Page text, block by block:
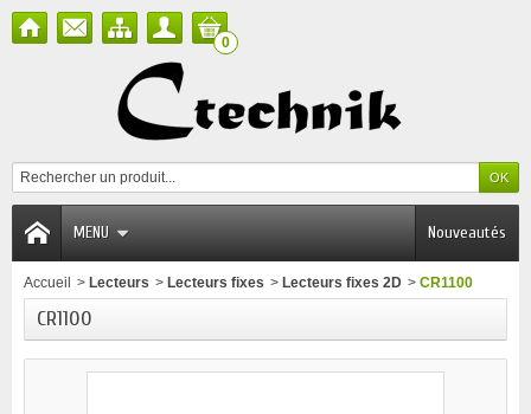
0
MENU Nouveautés
Accueil > Lecteurs > Lecteurs fixes > Lecteurs fixes 2D > CR1100
CR1100